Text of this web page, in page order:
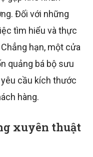
Đối với những
tìm hiểu và thực
hạn, một cửa
quảng bá bộ sưu
cầu kích thước
hàng.
xuyên thuật